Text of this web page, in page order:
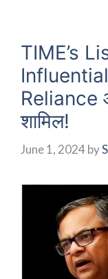
TIME’s
Reliance
शामिल!
June 1, 2024by